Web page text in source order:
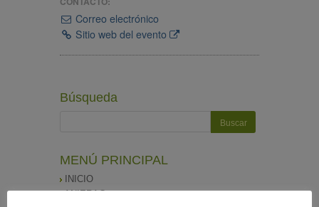
Correo electrónico
Sitio web del evento
Búsqueda
MENÚ PRINCIPAL
INICIO
ANIERAC